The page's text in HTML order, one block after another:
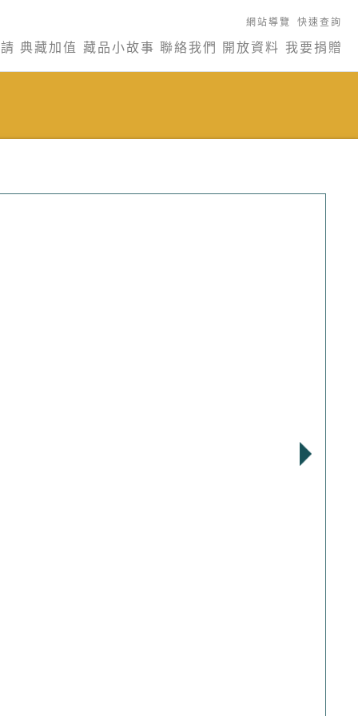
網站導覽 快速查詢
典藏加值 藏品小故事 聯絡我們 開放資料 我要捐贈